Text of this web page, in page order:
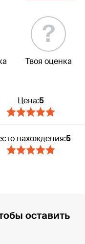
?
Твоя оценка
Цена:5
нахождения:5
оставить